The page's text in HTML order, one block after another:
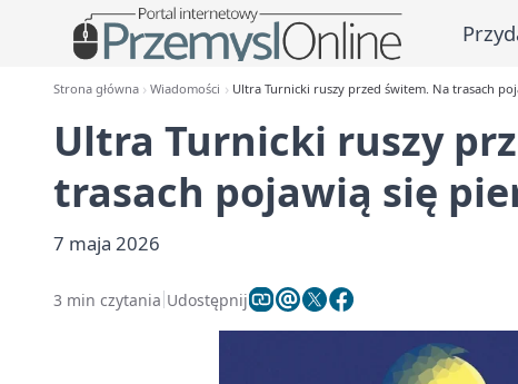
Strona główna Wiadomości Ultra Turnicki ruszy przed świtem. Na trasach
Ultra Turnicki ruszy
trasach pojawią się
7 maja 2026
3 min czytania Udostępnij